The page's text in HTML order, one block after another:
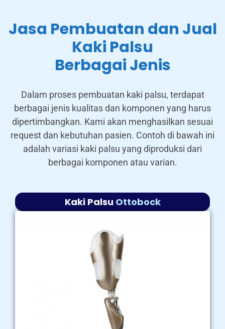
Jasa Pembuatan dan Jual
Kaki Palsu
Berbagai Jenis
Dalam proses pembuatan kaki palsu, terdapat
berbagai jenis kualitas dan komponen yang harus
dipertimbangkan. Kami akan menghasilkan sesuai
request dan kebutuhan pasien. Contoh di bawah ini
adalah variasi kaki palsu yang diproduksi dari
berbagai komponen atau varian.
Kaki Palsu Ottobock